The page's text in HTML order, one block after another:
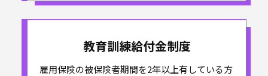
教育訓練給付金制度
雇用保険の被保険者期間を2年以上有している方